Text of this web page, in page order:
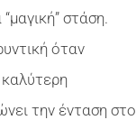
στάση.
όταν
την ένταση στο